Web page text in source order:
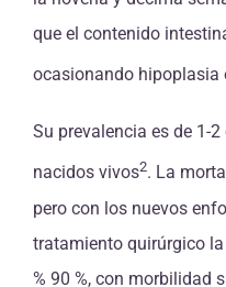
que el contenido
ocasionando hipoplasia
Su prevalencia es de 1-
nacidos vivos2. La
pero con los nuevos
tratamiento quirúrgico
% 90 %, con morbilidad